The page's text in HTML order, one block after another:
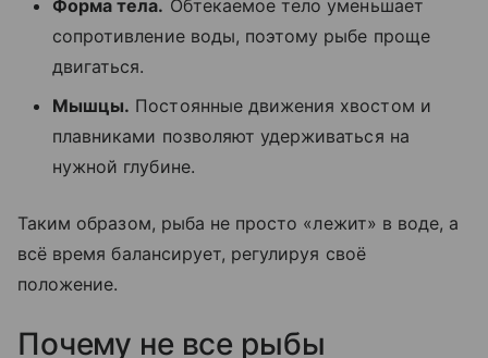
Форма тела. Обтекаемое тело уменьшает
сопротивление воды, поэтому рыбе проще
двигаться.
Мышцы. Постоянные движения хвостом и
плавниками позволяют удерживаться на
нужной глубине.
Таким образом, рыба не просто «лежит» в воде, а
всё время балансирует, регулируя своё
положение.
Почему не все рыбы